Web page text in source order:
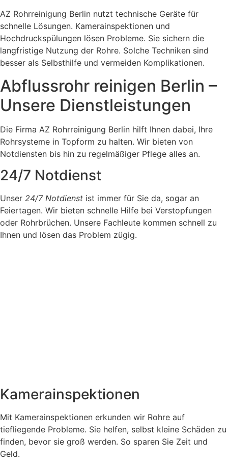
AZ Rohrreinigung Berlin nutzt technische Geräte für
schnelle Lösungen. Kamerainspektionen und
Hochdruckspülungen lösen Probleme. Sie sichern die
langfristige Nutzung der Rohre. Solche Techniken sind
besser als Selbsthilfe und vermeiden Komplikationen.
Abflussrohr reinigen Berlin –
Unsere Dienstleistungen
Die Firma AZ Rohrreinigung Berlin hilft Ihnen dabei, Ihre
Rohrsysteme in Topform zu halten. Wir bieten von
Notdiensten bis hin zu regelmäßiger Pflege alles an.
24/7 Notdienst
Unser 24/7 Notdienst ist immer für Sie da, sogar an
Feiertagen. Wir bieten schnelle Hilfe bei Verstopfungen
oder Rohrbrüchen. Unsere Fachleute kommen schnell zu
Ihnen und lösen das Problem zügig.
Kamerainspektionen
Mit Kamerainspektionen erkunden wir Rohre auf
tiefliegende Probleme. Sie helfen, selbst kleine Schäden zu
finden, bevor sie groß werden. So sparen Sie Zeit und
Geld.